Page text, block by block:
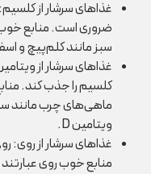
غذاهای سرشار از
ضروری است. منابع خوب
سبز مانند کلم‌پیچ و
ماهی‌های چرب مانند
ویتامین D.
غذاهای سرشار از روی:
منابع خوب روی